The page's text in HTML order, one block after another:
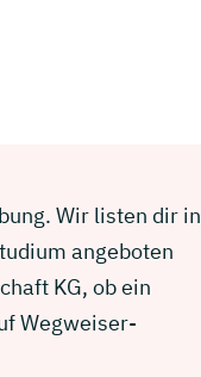
Wir listen dir in
angeboten
KG, ob ein
Wegweiser-